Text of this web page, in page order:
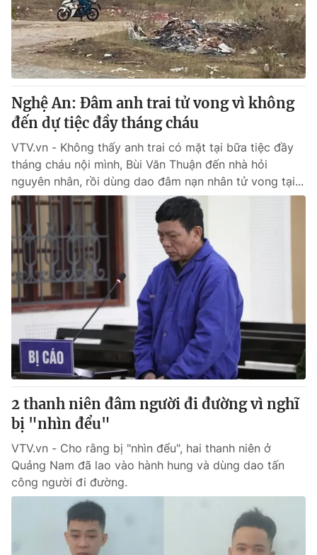
Nghệ An: Đâm anh trai tử vong vì không
đến dự tiệc đầy tháng cháu
VTV.vn - Không thấy anh trai có mặt tại bữa tiệc đầy
tháng cháu nội mình, Bùi Văn Thuận đến nhà hỏi
nguyên nhân, rồi dùng dao đâm nạn nhân tử vong tại...
2 thanh niên đâm người đi đường vì nghĩ
bị "nhìn đểu"
VTV.vn - Cho rằng bị "nhìn đểu", hai thanh niên ở
Quảng Nam đã lao vào hành hung và dùng dao tấn
công người đi đường.